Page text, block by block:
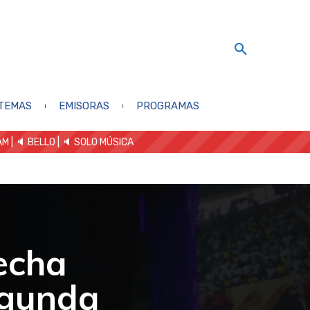
EMISORAS PROGRAMAS
| 🔈 BELLO 🔈 SOLO MÚSICA